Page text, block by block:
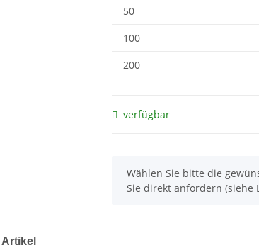
50
100
200
verfügbar
x
Wählen Sie bitte die
Sie direkt anfordern (siehe